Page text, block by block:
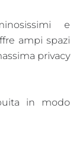
e
ampi spazi
privacy
in modo